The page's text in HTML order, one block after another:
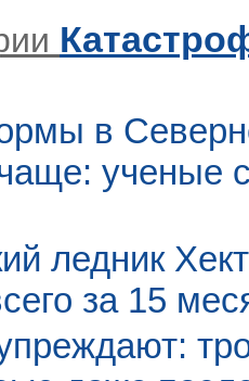
в
ученые
ледник
за 15